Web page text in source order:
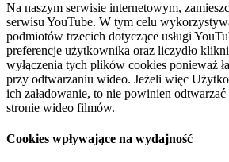
Na naszym serwisie internetowym,
serwisu YouTube. W tym celu
podmiotów trzecich dotyczące usługi
preferencje użytkownika oraz liczydło
wyłączenia tych plików cookies ponieważ
przy odtwarzaniu wideo. Jeżeli więc
ich załadowanie, to nie powinien
stronie wideo filmów.
Cookies wpływające na wydajność